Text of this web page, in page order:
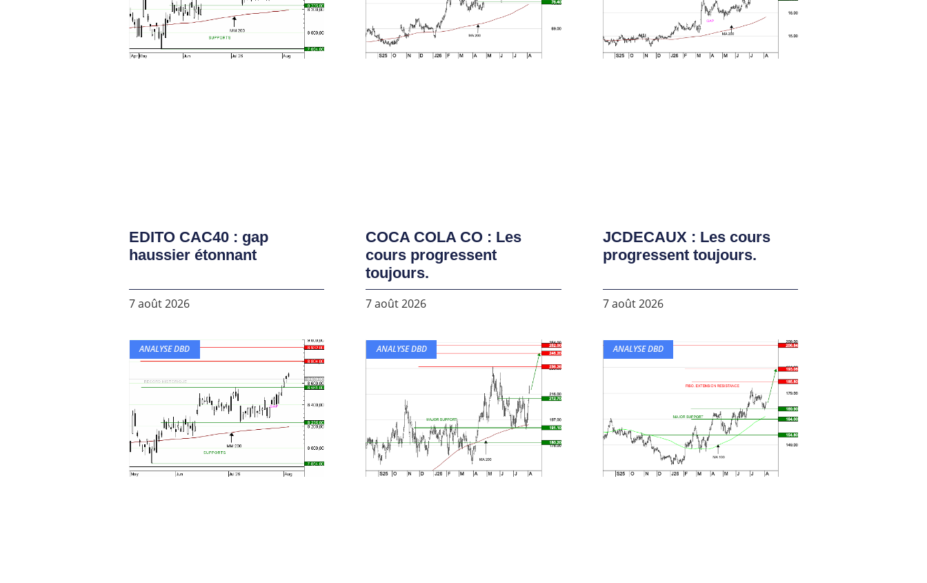
EDITO CAC40 : gap
haussier étonnant
7 août 2026
COCA COLA CO : Les
cours progressent
toujours.
7 août 2026
JCDECAUX : Les cours
progressent toujours.
7 août 2026
ANALYSE DBD ANALYSE DBD ANALYSE DBD